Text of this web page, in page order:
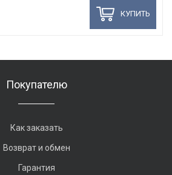
КУПИТЬ
Покупателю
Как заказать
Возврат и обмен
Гарантия